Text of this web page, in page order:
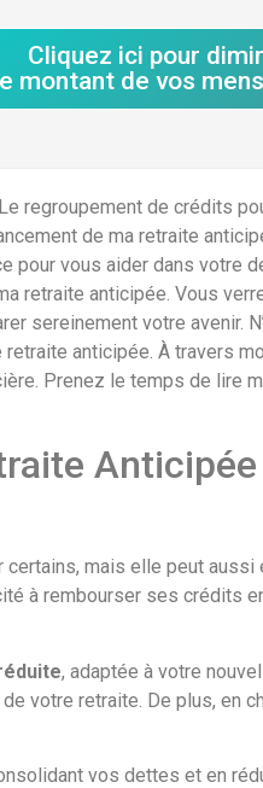
Cliquez ici pour
montant de vos
regroupement de crédits
de ma retraite
pour vous aider dans votre
retraite anticipée. Vous
sereinement votre avenir.
anticipée. À travers
Prenez le temps de lire
certains, mais elle peut
à rembourser ses crédits
, adaptée à votre
votre retraite. De plus, en
vos dettes et en